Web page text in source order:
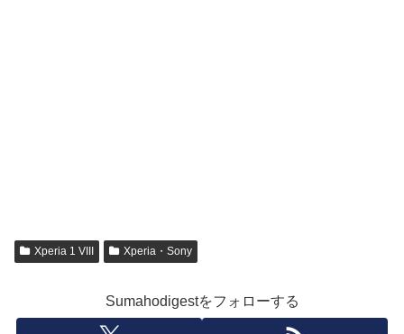
Xperia 1 VIII Xperia・Sony
Sumahodigestをフォローする